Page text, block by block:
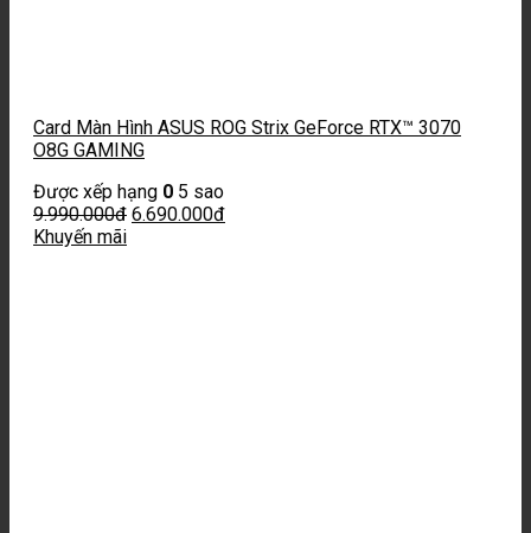
Card Màn Hình ASUS ROG Strix GeForce RTX™ 3070
O8G GAMING
Được xếp hạng 0 5 sao
9.990.000đ 6.690.000đ
Khuyến mãi